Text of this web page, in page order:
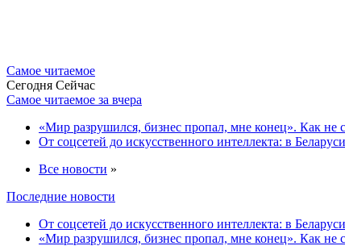
Самое читаемое
Сегодня Cейчас
Самое читаемое за вчера
«Мир разрушился, бизнес пропал, мне конец». Как не
От соцсетей до искусственного интеллекта: в
Все новости »
Последние новости
От соцсетей до искусственного интеллекта: в
«Мир разрушился, бизнес пропал, мне конец». Как не